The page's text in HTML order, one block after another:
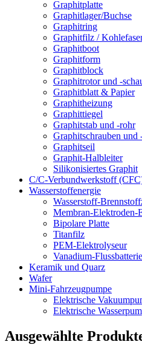
Graphitplatte
Graphitlager/Buchse
Graphitring
Graphitfilz /
Graphitboot
Graphitform
Graphitblock
Graphitrotor und -
Graphitblatt & Papier
Graphitheizung
Graphittiegel
Graphitstab und -rohr
Graphitschrauben und
Graphitseil
Graphit-Halbleiter
Silikonisiertes Graphit
C/C-Verbundwerkstoff
Wasserstoffenergie
Wasserstoff-
Membran-
Bipolare Platte
Titanfilz
PEM-Elektrolyseur
Vanadium-Flussbatterie
Keramik und Quarz
Wafer
Mini-Fahrzeugpumpe
Elektrische
Elektrische
Ausgewählte